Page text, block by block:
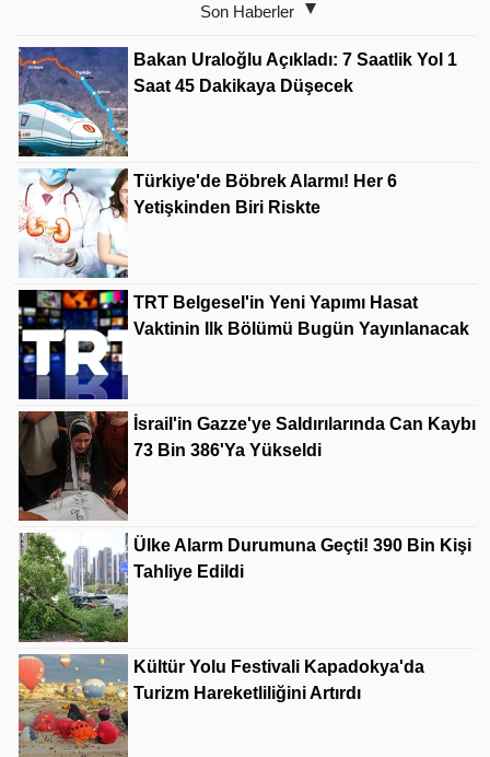
Son Haberler
Bakan Uraloğlu Açıkladı: 7 Saatlik Yol 1
Saat 45 Dakikaya Düşecek
Türkiye'de Böbrek Alarmı! Her 6
Yetişkinden Biri Riskte
TRT Belgesel'in Yeni Yapımı Hasat
Vaktinin Ilk Bölümü Bugün Yayınlanacak
İsrail'in Gazze'ye Saldırılarında Can Kaybı
73 Bin 386'ya Yükseldi
Ülke Alarm Durumuna Geçti! 390 Bin Kişi
Tahliye Edildi
Kültür Yolu Festivali Kapadokya'da
Turizm Hareketliliğini Artırdı